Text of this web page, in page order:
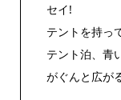
セイ!
テントを持っ
テント泊、青
がぐんと広が